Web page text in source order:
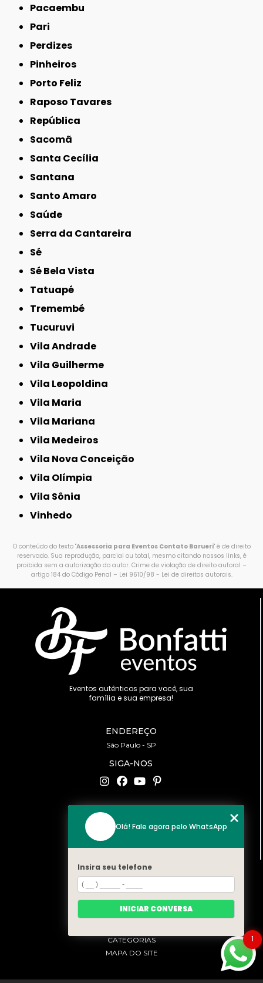
Pacaembu
Pari
Perdizes
Pinheiros
Porto Feliz
Raposo Tavares
República
Sacomã
Santa Cecília
Santana
Santo Amaro
Saúde
Serra da Cantareira
Sé
Sé Bela Vista
Tatuapé
Tremembé
Tucuruvi
Vila Andrade
Vila Guilherme
Vila Leopoldina
Vila Maria
Vila Mariana
Vila Medeiros
Vila Nova Conceição
Vila Olímpia
Vila Sônia
Vinhedo
O conteúdo do texto "Assessoria para Eventos Contato Barueri" é de direito
reservado. Sua reprodução, parcial ou total, mesmo citando nossos links, é
proibida sem a autorização do autor. Crime de violação de direito autoral –
artigo 184 do Código Penal – Lei 9610/98 - Lei de direitos autorais.
Eventos autênticos para você, sua
família e sua empresa!
ENDEREÇO
São Paulo - SP
SIGA-NOS
CONTATO
(11) 94519-2422
contato@bonfattieventos.com.br
MENU
HOME
A BONFATTI
SERVIÇOS
CATEGORIAS
MAPA DO SITE
1
Olá! Fale agora pelo WhatsApp
Insira seu telefone
INICIAR CONVERSA